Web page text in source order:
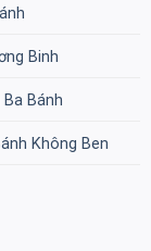
Binh
Bánh
Không Ben